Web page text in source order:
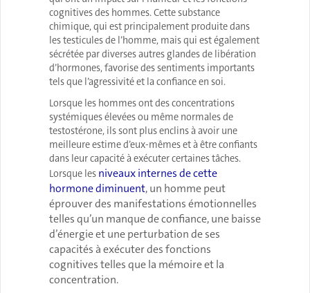
cognitives des hommes. Cette substance
chimique, qui est principalement produite dans
les testicules de l’homme, mais qui est également
sécrétée par diverses autres glandes de libération
d’hormones, favorise des sentiments importants
tels que l’agressivité et la confiance en soi.
Lorsque les hommes ont des concentrations
systémiques élevées ou même normales de
testostérone, ils sont plus enclins à avoir une
meilleure estime d’eux-mêmes et à être confiants
dans leur capacité à exécuter certaines tâches.
Lorsque les niveaux internes de cette
hormone diminuent, un homme peut
éprouver des manifestations émotionnelles
telles qu’un manque de confiance, une baisse
d’énergie et une perturbation de ses
capacités à exécuter des fonctions
cognitives telles que la mémoire et la
concentration.